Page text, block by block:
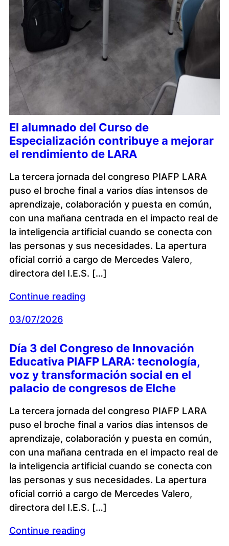
El alumnado del Curso de
Especialización contribuye a mejorar
el rendimiento de LARA
La tercera jornada del congreso PIAFP LARA
puso el broche final a varios días intensos de
aprendizaje, colaboración y puesta en común,
con una mañana centrada en el impacto real de
la inteligencia artificial cuando se conecta con
las personas y sus necesidades. La apertura
oficial corrió a cargo de Mercedes Valero,
directora del I.E.S. […]
Continue reading
03/07/2026
Día 3 del Congreso de Innovación
Educativa PIAFP LARA: tecnología,
voz y transformación social en el
palacio de congresos de Elche
La tercera jornada del congreso PIAFP LARA
puso el broche final a varios días intensos de
aprendizaje, colaboración y puesta en común,
con una mañana centrada en el impacto real de
la inteligencia artificial cuando se conecta con
las personas y sus necesidades. La apertura
oficial corrió a cargo de Mercedes Valero,
directora del I.E.S. […]
Continue reading